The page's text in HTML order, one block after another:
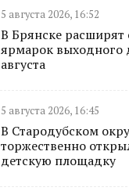
5 августа 2026, 16:52
В Брянске расширят
ярмарок выходного
августа
5 августа 2026, 16:45
В Стародубском
торжественно
детскую площадку